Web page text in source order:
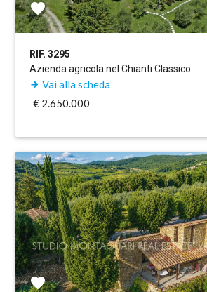
RIF. 3295
Azienda agricola nel Chianti Classico
Vai alla scheda
€ 2.650.000